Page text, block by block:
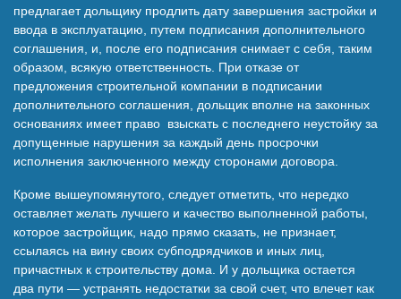
предлагает дольщику продлить дату завершения застройки и
ввода в эксплуатацию, путем подписания дополнительного
соглашения, и, после его подписания снимает с себя, таким
образом, всякую ответственность. При отказе от
предложения строительной компании в подписании
дополнительного соглашения, дольщик вполне на законных
основаниях имеет право взыскать с последнего неустойку за
допущенные нарушения за каждый день просрочки
исполнения заключенного между сторонами договора.
Кроме вышеупомянутого, следует отметить, что нередко
оставляет желать лучшего и качество выполненной работы,
которое застройщик, надо прямо сказать, не признает,
ссылаясь на вину своих субподрядчиков и иных лиц,
причастных к строительству дома. И у дольщика остается
два пути — устранять недостатки за свой счет, что влечет как